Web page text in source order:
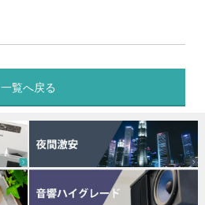
一覧へ戻る